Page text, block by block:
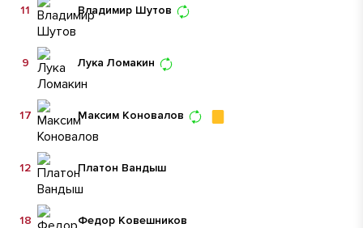
Владимир Шутов
11
Лука Ломакин
9
Максим Коновалов
17
Платон Вандыш
12
Федор Ковешников
18